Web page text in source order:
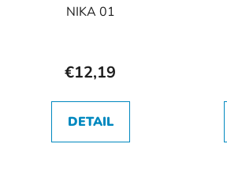
NIKA 01
€12,19
DETAIL